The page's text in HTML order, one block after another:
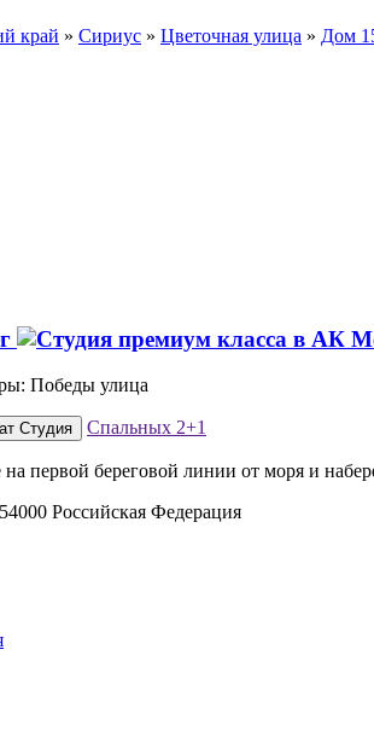
край » Сириус » Цветочная улица » Дом
Победы улица
Студия Спальных 2+1
на первой береговой линии от моря и
Российская Федерация